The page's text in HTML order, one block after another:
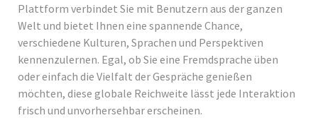
Plattform verbindet Sie mit Benutzern aus der ganzen
Welt und bietet Ihnen eine spannende Chance,
verschiedene Kulturen, Sprachen und Perspektiven
kennenzulernen. Egal, ob Sie eine Fremdsprache üben
oder einfach die Vielfalt der Gespräche genießen
möchten, diese globale Reichweite lässt jede Interaktion
frisch und unvorhersehbar erscheinen.